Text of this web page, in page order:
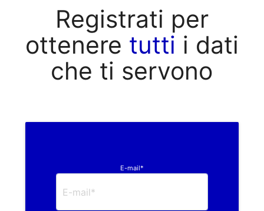
Registrati per
ottenere tutti i dati
che ti servono
E-mail*